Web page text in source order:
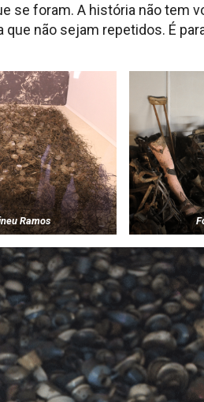
se foram. A história não tem
não sejam repetidos. É
Ramos